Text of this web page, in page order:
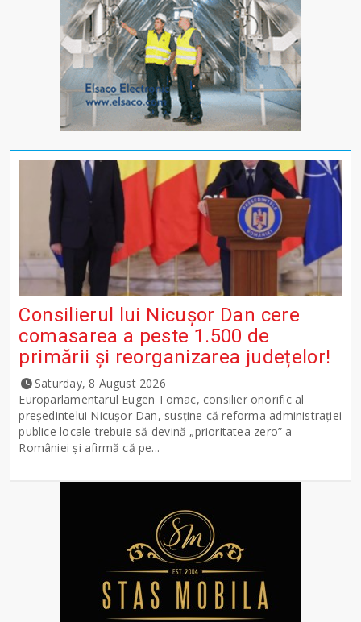
Consilierul lui Nicușor Dan cere
comasarea a peste 1.500 de
primării și reorganizarea județelor!
Saturday, 8 August 2026
Europarlamentarul Eugen Tomac, consilier onorific al
președintelui Nicușor Dan, susține că reforma administrației
publice locale trebuie să devină „prioritatea zero” a
României și afirmă că pe...